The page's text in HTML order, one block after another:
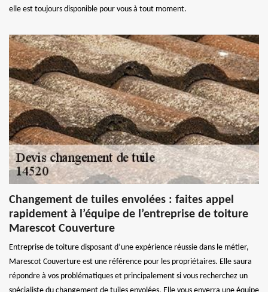
elle est toujours disponible pour vous à tout moment.
Changement de tuiles envolées : faites appel
rapidement à l’équipe de l’entreprise de toiture
Marescot Couverture
Entreprise de toiture disposant d’une expérience réussie dans le métier,
Marescot Couverture est une référence pour les propriétaires. Elle saura
répondre à vos problématiques et principalement si vous recherchez un